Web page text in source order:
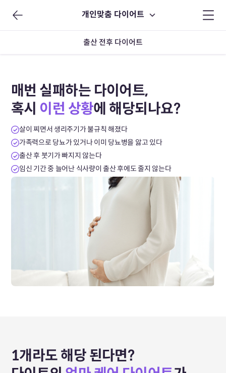
개인맞춤 다이어트
출산 전후 다이어트
매번 실패하는 다이어트,
혹시 이런 상황에 해당되나요?
살이 찌면서 생리주기가 불규칙 해졌다
가족력으로 당뇨가 있거나 이미 당뇨병을 앓고 있다
출산 후 붓기가 빠지지 않는다
임신 기간 중 늘어난 식사량이 출산 후에도 줄지 않는다
1개라도 해당 된다면?